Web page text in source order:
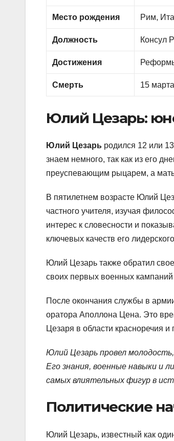
Место рождения Рим,
Должность Консул
Достижения
Смерть 15
Юлий Цезарь:
Юлий Цезарь родился 12 или
знаем немного, так как из его
преуспевающим рыцарем, а
В пятилетнем возрасте Юлий
частного учителя, изучая
интерес к словесности и
ключевых качеств его
Юлий Цезарь также обратил
своих первых военных
После окончания службы в
оратора Аполлона Цена. Это
Цезаря в области красноречия и
Юлий Цезарь провел
Его знания, военные навыки и
самых влиятельных фигур в
Политические
Юлий Цезарь, известный как